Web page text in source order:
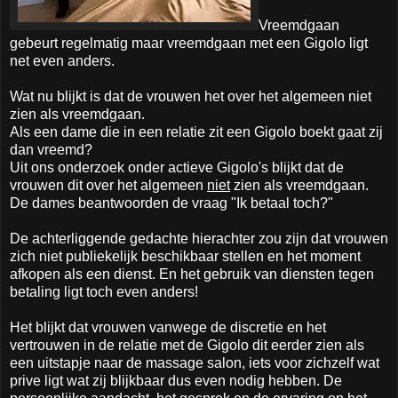
Vreemdgaan
gebeurt regelmatig maar vreemdgaan met een Gigolo ligt
net even anders.
Wat nu blijkt is dat de vrouwen het over het algemeen niet
zien als vreemdgaan.
Als een dame die in een relatie zit een Gigolo boekt gaat zij
dan vreemd?
Uit ons onderzoek onder actieve Gigolo's blijkt dat de
vrouwen dit over het algemeen nietzien als vreemdgaan.
De dames beantwoorden de vraag "Ik betaal toch?"
De achterliggende gedachte hierachter zou zijn dat vrouwen
zich niet publiekelijk beschikbaar stellen en het moment
afkopen als een dienst. En het gebruik van diensten tegen
betaling ligt toch even anders!
Het blijkt dat vrouwen vanwege de discretie en het
vertrouwen in de relatie met de Gigolo dit eerder zien als
een uitstapje naar de massage salon, iets voor zichzelf wat
prive ligt wat zij blijkbaar dus even nodig hebben. De